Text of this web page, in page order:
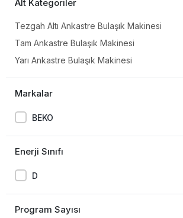
Alt Kategoriler
Tezgah Altı Ankastre Bulaşık Makinesi
Tam Ankastre Bulaşık Makinesi
Yarı Ankastre Bulaşık Makinesi
Markalar
BEKO
Enerji Sınıfı
D
Program Sayısı